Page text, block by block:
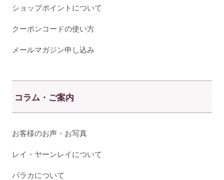
ショップポイントについて
クーポンコードの使い方
メールマガジン申し込み
コラム・ご案内
お客様のお声・お写真
レイ・ヤーンレイについて
パラカについて